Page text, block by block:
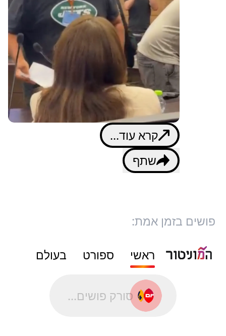
קרא עוד...
שתף
פושים בזמן אמת:
ראשי ספורט בעולם
סורק פושים...